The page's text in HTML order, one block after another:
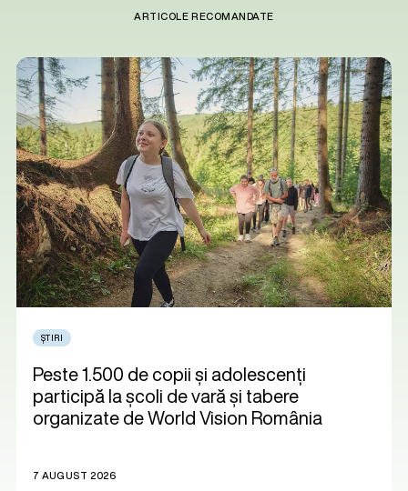
ARTICOLE RECOMANDATE
ȘTIRI
Peste 1.500 de copii și adolescenți
participă la școli de vară și tabere
organizate de World Vision România
7 AUGUST 2026